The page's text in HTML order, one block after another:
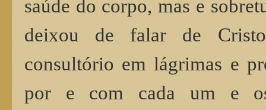
saúde do corpo, mas e
deixou de falar de
consultório em lágrimas e
por e com cada um e